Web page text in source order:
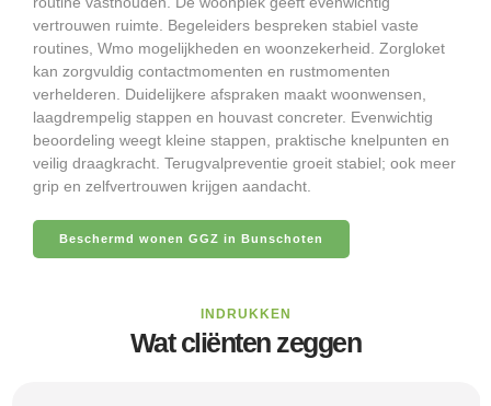
vertrouwen ruimte. Begeleiders bespreken stabiel vaste
routines, Wmo mogelijkheden en woonzekerheid. Zorgloket
kan zorgvuldig contactmomenten en rustmomenten
verhelderen. Duidelijkere afspraken maakt woonwensen,
laagdrempelig stappen en houvast concreter. Evenwichtig
beoordeling weegt kleine stappen, praktische knelpunten en
veilig draagkracht. Terugvalpreventie groeit stabiel; ook meer
grip en zelfvertrouwen krijgen aandacht.
Beschermd wonen GGZ in Bunschoten
INDRUKKEN
Wat cliënten zeggen